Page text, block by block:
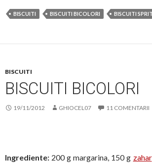
BISCUITI BISCUITI BICOLORI BISCUITI
BISCUITI
BISCUITI BICOLORI
19/11/2012 GHIOCEL07 11 COMENTARII
Ingrediente: 200 g margarina, 150 g zahar